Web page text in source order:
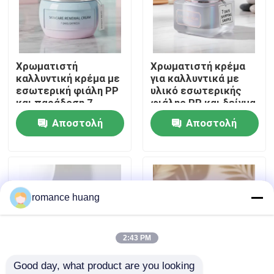
Γύρος εργοστασίων
Ποιοτικός έλεγχος
επαφή
Καλλυντικό χωρίς αέρα μπουκάλι
Καλλυντικό βάζο κρέμας
Χρωματιστή
καλλυντική κρέμα με
εσωτερική φιάλη PP
και παράδοση 7
ημερών για
συσκευασία
περιποίησης
Αποστολή
Χρωματιστή κρέμα
για καλλυντικά με
υλικό εσωτερικής
φιάλης PP και δείγμα
αποστολής 7 ημερών
Αποστολή
romance huang
2:43 PM
Good day, what product are you looking